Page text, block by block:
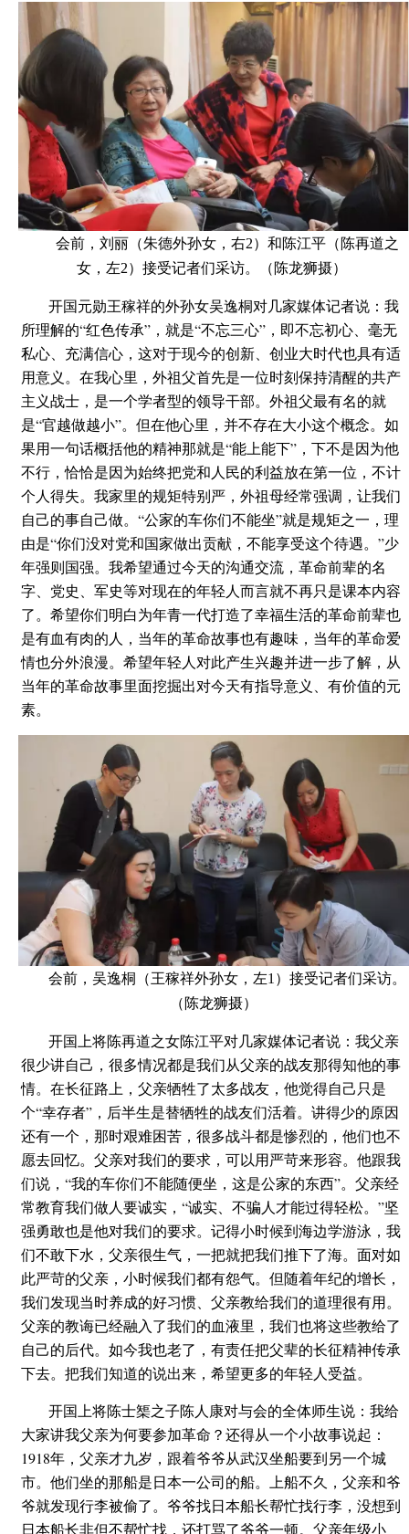
会前，刘丽（朱德外孙女，右2）和陈江平（陈再道之
女，左2）接受记者们采访。（陈龙狮摄）
开国元勋王稼祥的外孙女吴逸桐对几家媒体记者说：我
所理解的“红色传承”，就是“不忘三心”，即不忘初心、毫无
私心、充满信心，这对于现今的创新、创业大时代也具有适
用意义。在我心里，外祖父首先是一位时刻保持清醒的共产
主义战士，是一个学者型的领导干部。外祖父最有名的就
是“官越做越小”。但在他心里，并不存在大小这个概念。如
果用一句话概括他的精神那就是“能上能下”，下不是因为他
不行，恰恰是因为始终把党和人民的利益放在第一位，不计
个人得失。我家里的规矩特别严，外祖母经常强调，让我们
自己的事自己做。“公家的车你们不能坐”就是规矩之一，理
由是“你们没对党和国家做出贡献，不能享受这个待遇。”少
年强则国强。我希望通过今天的沟通交流，革命前辈的名
字、党史、军史等对现在的年轻人而言就不再只是课本内容
了。希望你们明白为年青一代打造了幸福生活的革命前辈也
是有血有肉的人，当年的革命故事也有趣味，当年的革命爱
情也分外浪漫。希望年轻人对此产生兴趣并进一步了解，从
当年的革命故事里面挖掘出对今天有指导意义、有价值的元
素。
会前，吴逸桐（王稼祥外孙女，左1）接受记者们采访。
（陈龙狮摄）
开国上将陈再道之女陈江平对几家媒体记者说：我父亲
很少讲自己，很多情况都是我们从父亲的战友那得知他的事
情。在长征路上，父亲牺牲了太多战友，他觉得自己只是
个“幸存者”，后半生是替牺牲的战友们活着。讲得少的原因
还有一个，那时艰难困苦，很多战斗都是惨烈的，他们也不
愿去回忆。父亲对我们的要求，可以用严苛来形容。他跟我
们说，“我的车你们不能随便坐，这是公家的东西”。父亲经
常教育我们做人要诚实，“诚实、不骗人才能过得轻松。”坚
强勇敢也是他对我们的要求。记得小时候到海边学游泳，我
们不敢下水，父亲很生气，一把就把我们推下了海。面对如
此严苛的父亲，小时候我们都有怨气。但随着年纪的增长，
我们发现当时养成的好习惯、父亲教给我们的道理很有用。
父亲的教诲已经融入了我们的血液里，我们也将这些教给了
自己的后代。如今我也老了，有责任把父辈的长征精神传承
下去。把我们知道的说出来，希望更多的年轻人受益。
开国上将陈士榘之子陈人康对与会的全体师生说：我给
大家讲我父亲为何要参加革命？还得从一个小故事说起：
1918年，父亲才九岁，跟着爷爷从武汉坐船要到另一个城
市。他们坐的那船是日本一公司的船。上船不久，父亲和爷
爷就发现行李被偷了。爷爷找日本船长帮忙找行李，没想到
日本船长非但不帮忙找，还打骂了爷爷一顿。父亲年级小